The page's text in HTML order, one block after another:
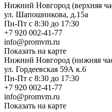
Нижний Новгород (верхняя
ул. Шапошникова, д.15а
Пн-Пт с 8:30 до 17:30
+7 920 002-41-77
info@promvm.ru
Показать на карте
Нижний Новгород (нижняя
ул. Гордеевская 59А к.6
Пн-Пт с 8:30 до 17:30
+7 920 002-41-77
info@promvm.ru
Показать на карте